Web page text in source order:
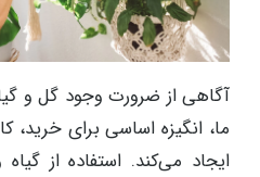
آگاهی از ضرورت وجود گل و
ما، انگیزه اساسی برای خرید،
ایجاد می‌کند. استفاده از